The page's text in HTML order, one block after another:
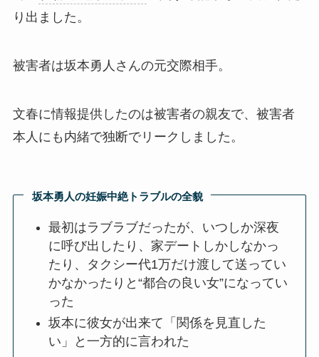
り出ました。
被害者は坂本勇人さんの元交際相手。
文春に情報提供したのは被害者の親友で、被害者
本人にも内緒で独断でリークしました。
坂本勇人の妊娠中絶トラブルの全貌
最初はラブラブだったが、いつしか深夜
に呼び出したり、家デートしかしなかっ
たり、タクシー代1万だけ渡して送ってい
かなかったりと“都合の良い女”になってい
った
坂本に彼女が出来て「関係を見直した
い」と一方的に言われた